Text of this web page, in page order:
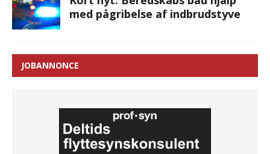
med pågribelse af indbrudstyve
JOBANNONCE